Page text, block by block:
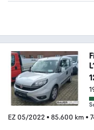
EZ 05/2022 • 85.600 km •